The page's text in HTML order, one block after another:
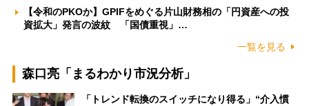
【令和のPKOか】GPIFをめぐる片山財務相の「円資産への投
資拡大」発言の波紋 「国債重視」…
一覧を見る
森口亮「まるわかり市況分析」
「トレンド転換のスイッチになり得る」“介入慣